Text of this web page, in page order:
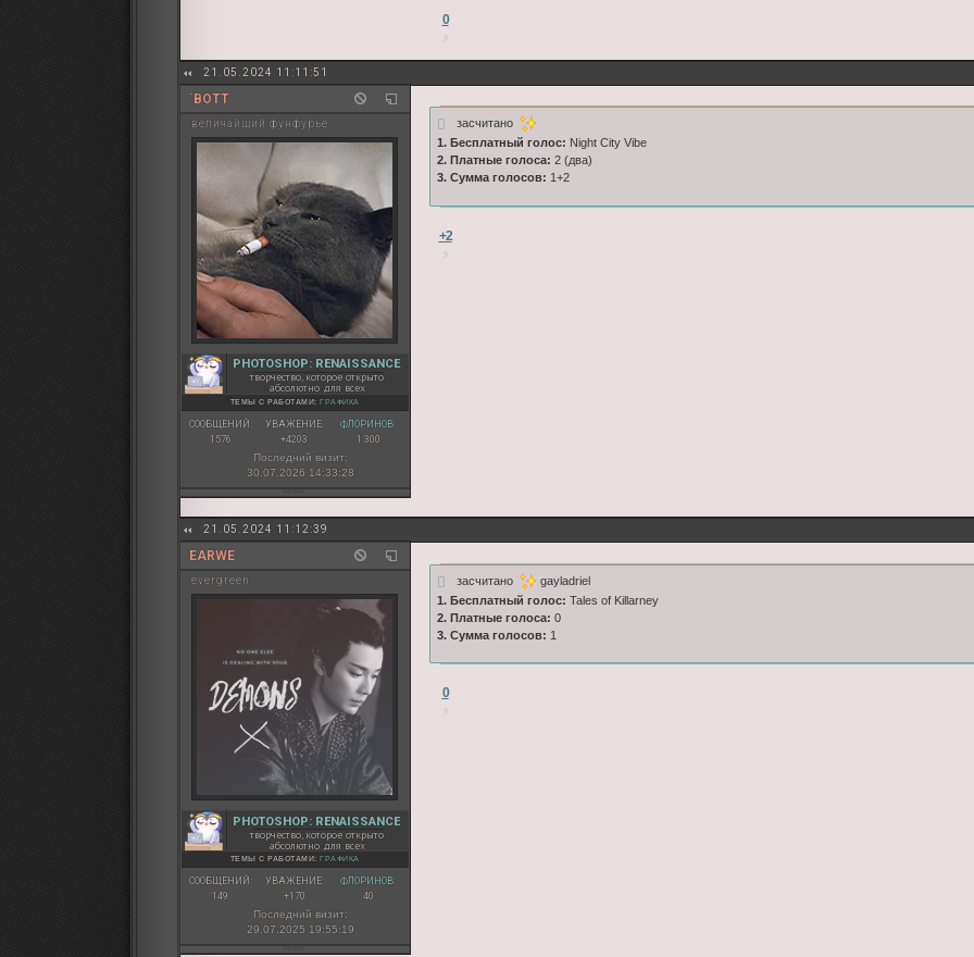
0
21.05.2024 11:11:51
`BOTT
величайший фунфурье
PHOTOSHOP: RENAISSANCE
творчество, которое открыто
абсолютно для всех
ТЕМЫ С РАБОТАМИ: ГРАФИКА
СООБЩЕНИЙ:
1576
УВАЖЕНИЕ:
+4203
ФЛОРИНОВ:
1 300
Последний визит:
30.07.2026 14:33:28
засчитано
1. Бесплатный голос: Night City Vibe
2. Платные голоса: 2 (два)
3. Сумма голосов: 1+2
+2
21.05.2024 11:12:39
EARWE
evergreen
PHOTOSHOP: RENAISSANCE
творчество, которое открыто
абсолютно для всех
ТЕМЫ С РАБОТАМИ: ГРАФИКА
СООБЩЕНИЙ:
149
УВАЖЕНИЕ:
+170
ФЛОРИНОВ:
40
Последний визит:
29.07.2025 19:55:19
засчитано
gayladriel
1. Бесплатный голос: Tales of Killarney
2. Платные голоса: 0
3. Сумма голосов: 1
0